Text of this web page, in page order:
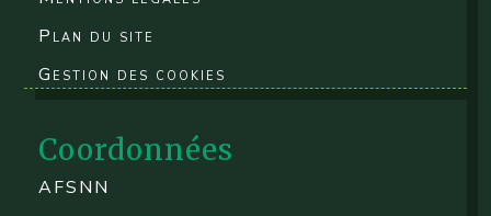
Plan du site
Gestion des cookies
Coordonnées
AFSNN